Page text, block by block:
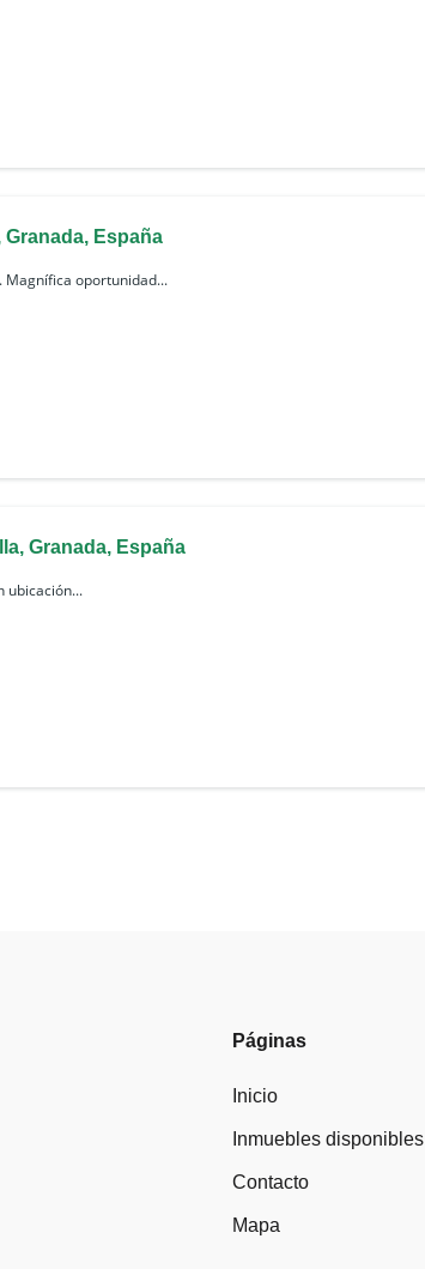
Granada, España
Magnífica oportunidad...
Granada, España
ubicación...
Páginas
Inicio
Inmuebles disponibles
Contacto
Mapa